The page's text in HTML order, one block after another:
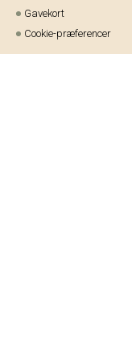
Gavekort
Cookie-præferencer